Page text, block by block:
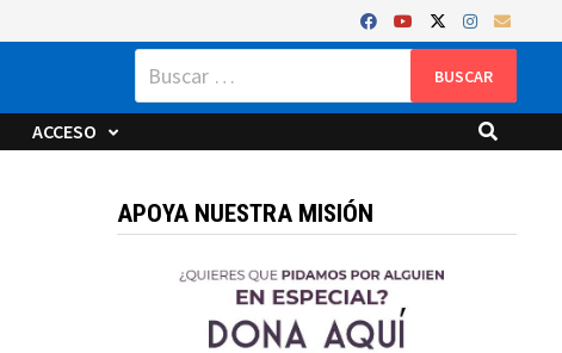
Buscar:
ACCESO
APOYA NUESTRA MISIÓN